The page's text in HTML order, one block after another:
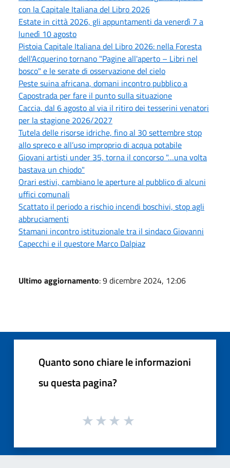
con la Capitale Italiana del Libro 2026
Estate in città 2026, gli appuntamenti da venerdì 7 a
lunedì 10 agosto
Pistoia Capitale Italiana del Libro 2026: nella Foresta
dell'Acquerino tornano "Pagine all'aperto – Libri nel
bosco" e le serate di osservazione del cielo
Peste suina africana, domani incontro pubblico a
Capostrada per fare il punto sulla situazione
Caccia, dal 6 agosto al via il ritiro dei tesserini venatori
per la stagione 2026/2027
Tutela delle risorse idriche, fino al 30 settembre stop
allo spreco e all’uso improprio di acqua potabile
Giovani artisti under 35, torna il concorso "…una volta
bastava un chiodo"
Orari estivi, cambiano le aperture al pubblico di alcuni
uffici comunali
Scattato il periodo a rischio incendi boschivi, stop agli
abbruciamenti
Stamani incontro istituzionale tra il sindaco Giovanni
Capecchi e il questore Marco Dalpiaz
Ultimo aggiornamento: 9 dicembre 2024, 12:06
Quanto sono chiare le informazioni
su questa pagina?